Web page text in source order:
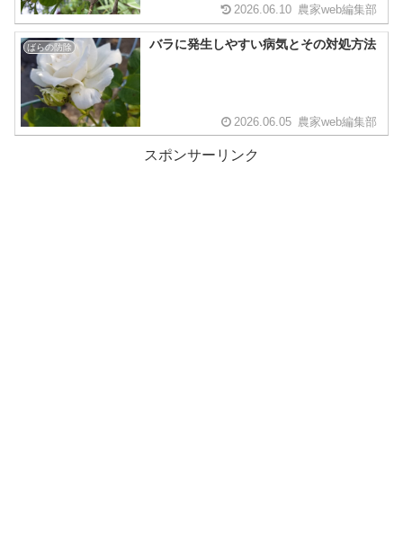
2026.06.10 農家web編集部
ばらの防除 バラに発生しやすい病気とその対処方法
2026.06.05 農家web編集部
スポンサーリンク